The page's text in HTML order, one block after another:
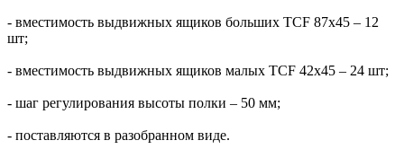
- вместимость выдвижных ящиков больших TCF 87x45 – 12
шт;
- вместимость выдвижных ящиков малых TCF 42x45 – 24 шт;
- шаг регулирования высоты полки – 50 мм;
- поставляются в разобранном виде.